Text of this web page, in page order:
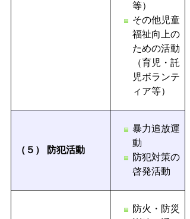
等）
その他児童
福祉向上の
ための活動
（育児・託
児ボランテ
ィア等）
（５） 防犯活動
暴力追放運
動
防犯対策の
啓発活動
防火・防災